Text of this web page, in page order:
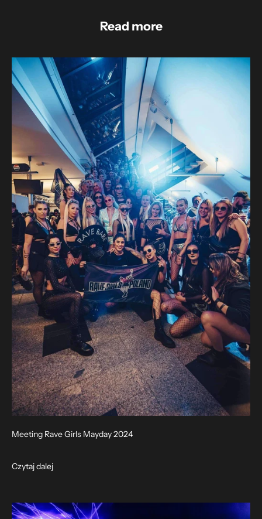
Read more
Meeting Rave Girls Mayday 2024
Czytaj dalej